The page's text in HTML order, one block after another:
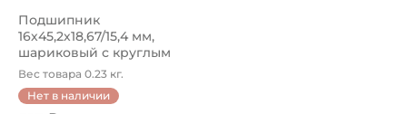
Подшипник
16х45,2х18,67/15,4 мм,
шариковый с круглым
отверстием на вал ...
Вес товара 0.23 кг.
Нет в наличии